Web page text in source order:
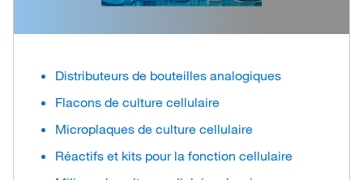
Distributeurs de bouteilles analogiques
Flacons de culture cellulaire
Microplaques de culture cellulaire
Réactifs et kits pour la fonction cellulaire